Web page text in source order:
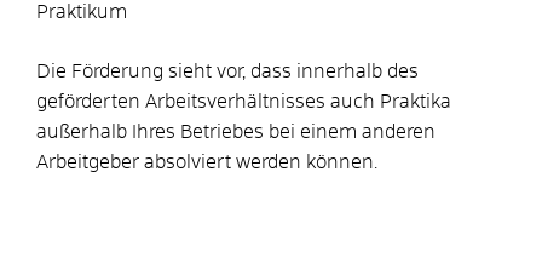
Praktikum
Die Förderung sieht vor, dass innerhalb des
geförderten Arbeitsverhältnisses auch Praktika
außerhalb Ihres Betriebes bei einem anderen
Arbeitgeber absolviert werden können.